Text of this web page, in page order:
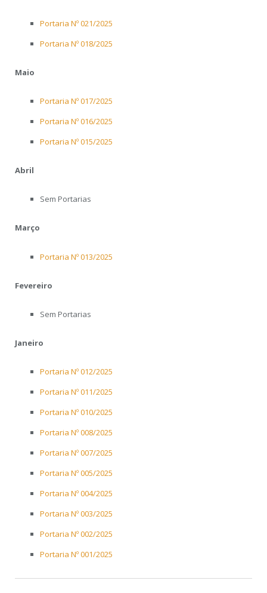
Portaria Nº 021/2025
Portaria Nº 018/2025
Maio
Portaria Nº 017/2025
Portaria Nº 016/2025
Portaria Nº 015/2025
Abril
Sem Portarias
Março
Portaria Nº 013/2025
Fevereiro
Sem Portarias
Janeiro
Portaria Nº 012/2025
Portaria Nº 011/2025
Portaria Nº 010/2025
Portaria Nº 008/2025
Portaria Nº 007/2025
Portaria Nº 005/2025
Portaria Nº 004/2025
Portaria Nº 003/2025
Portaria Nº 002/2025
Portaria Nº 001/2025